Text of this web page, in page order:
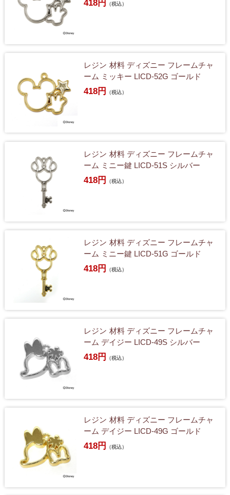
418円 （税込）
レジン 材料 ディズニー フレームチャ
ーム ミッキー LICD-52G ゴールド
418円 （税込）
レジン 材料 ディズニー フレームチャ
ーム ミニー鍵 LICD-51S シルバー
418円 （税込）
レジン 材料 ディズニー フレームチャ
ーム ミニー鍵 LICD-51G ゴールド
418円 （税込）
レジン 材料 ディズニー フレームチャ
ーム デイジー LICD-49S シルバー
418円 （税込）
レジン 材料 ディズニー フレームチャ
ーム デイジー LICD-49G ゴールド
418円 （税込）